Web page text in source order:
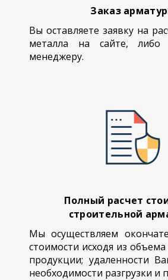
Заказ
Вы оставляете заявку на
металла на сайте, либо
менеджеру.
Полный расчет
строительной
Мы осуществляем
стоимости исходя из
продукции; удаленности
необходимости разгрузки и